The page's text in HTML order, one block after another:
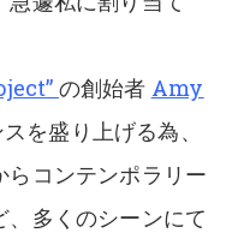
の創始者 Amy
を盛り上げる為、
らコンテンポラリー
、多くのシーンにて